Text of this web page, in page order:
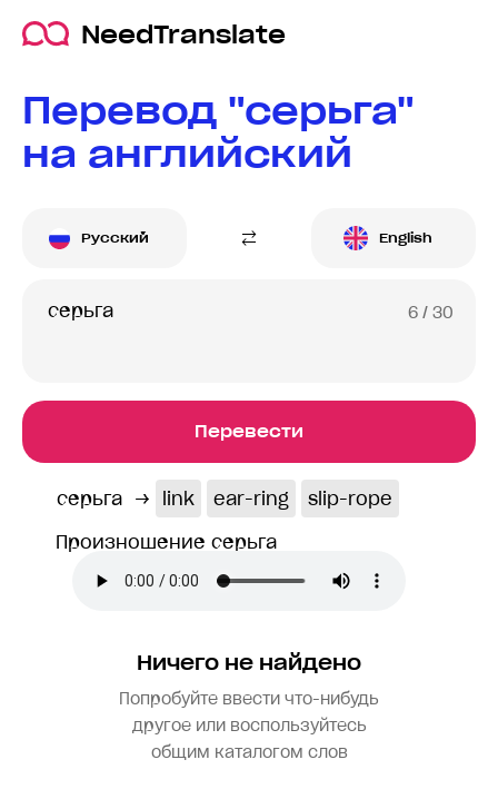
NeedTranslate
Перевод "серьга"
на английский
Русский English
6 / 30
Перевести
серьга → link ear-ring
slip-rope
Произношение серьга
Ничего не найдено
Попробуйте ввести что-нибудь
другое или воспользуйтесь
общим каталогом слов